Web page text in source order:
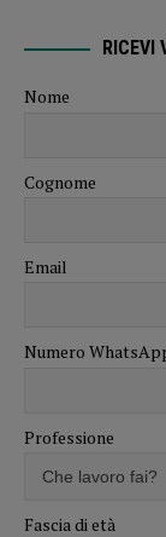
RICEVI
Nome
Cognome
Email
Numero
Professione
Fascia di età